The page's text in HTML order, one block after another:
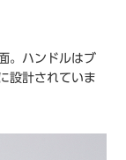
。ハンドルはブ
設計されていま